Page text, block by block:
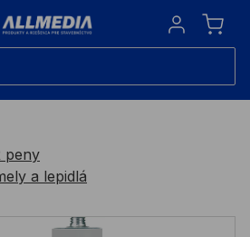
Sign in
peny
a lepidlá